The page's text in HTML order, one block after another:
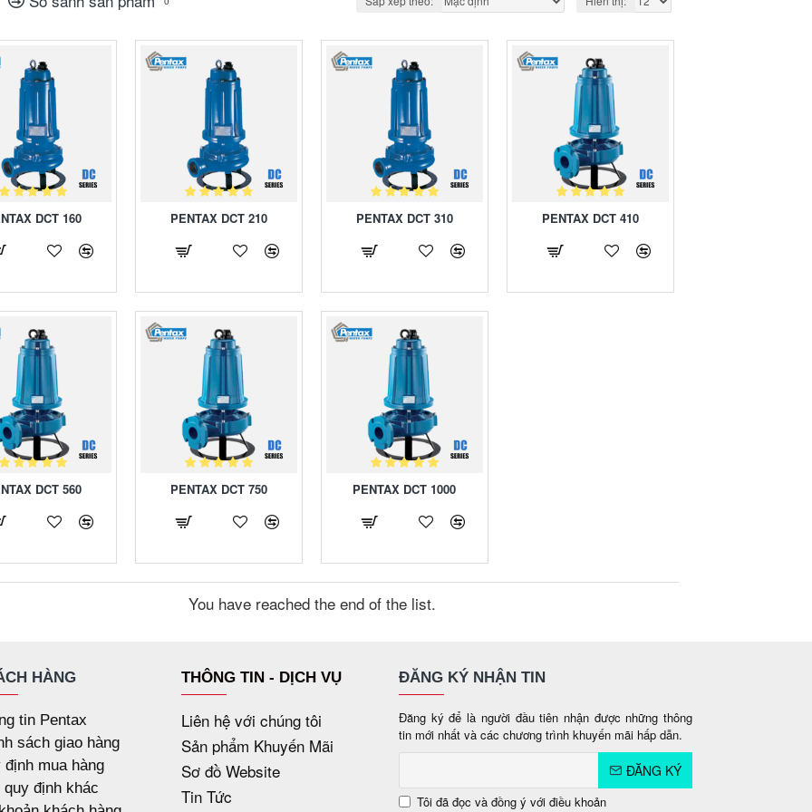
DCT 160 PENTAX DCT 210 PENTAX DCT 310 PENTAX DCT 410
DCT 560 PENTAX DCT 750 PENTAX DCT 1000
You have reached the end of the list.
HÀNG
tin Pentax
sách giao hàng
định mua hàng
quy định khác
THÔNG TIN - DỊCH VỤ
Liên hệ với chúng tôi
Sản phẩm Khuyến Mãi
Sơ đồ Website
Tin Tức
ĐĂNG KÝ NHẬN TIN
Đăng ký để là người đầu tiên nhận được những thông
tin mới nhất và các chương trình khuyến mãi hấp dẫn.
ĐĂNG KÝ
Tôi đã đọc và đồng ý với điều khoản